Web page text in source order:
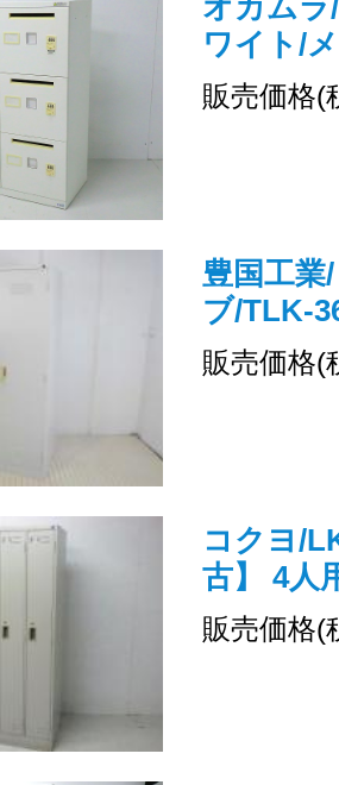
オカム
ワイト/
販売価格(
豊国工業
ブ/TLK-
販売価格(
コクヨ/
古】 4人
販売価格(